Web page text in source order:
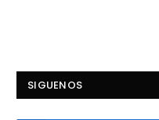
SIGUENOS